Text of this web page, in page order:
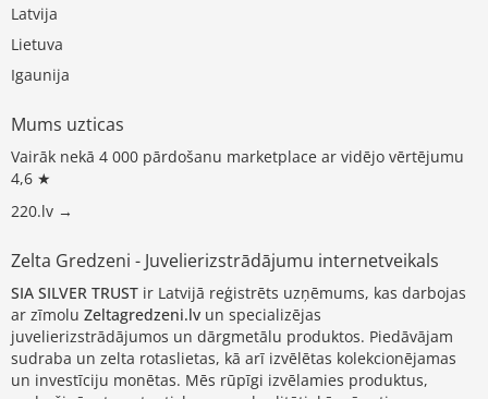
Latvija
Lietuva
Igaunija
Mums uzticas
Vairāk nekā 4 000 pārdošanu marketplace ar vidējo vērtējumu
4,6 ★
220.lv →
Zelta Gredzeni - Juvelierizstrādājumu internetveikals
SIA SILVER TRUST ir Latvijā reģistrēts uzņēmums, kas darbojas
ar zīmolu Zeltagredzeni.lv un specializējas
juvelierizstrādājumos un dārgmetālu produktos. Piedāvājam
sudraba un zelta rotaslietas, kā arī izvēlētas kolekcionējamas
un investīciju monētas. Mēs rūpīgi izvēlamies produktus,